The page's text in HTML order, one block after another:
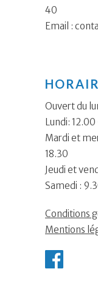
40
Email :
Ouvert du
Lundi:
Mardi et
18.30
Jeudi et
Samedi :
Conditions
Mentions